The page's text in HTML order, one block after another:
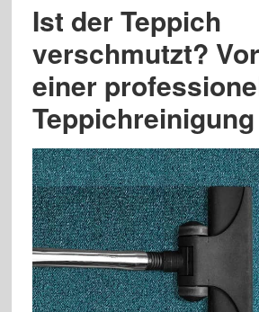
Ist der Teppich
verschmutzt?
einer
Teppichreinigung